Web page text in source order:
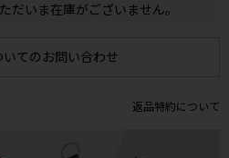
だいま在庫がございません。
いてのお問い合わせ
返品特約について